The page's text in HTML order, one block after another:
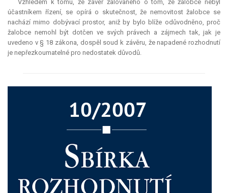
Vzhledem k tomu, že závěr žalovaného o tom, že žalobce nebyl
účastníkem řízení, se opírá o skutečnost, že nemovitost žalobce se
nachází mimo dobývací prostor, aniž by bylo blíže odůvodněno, proč
žalobce nemohl být dotčen ve svých právech a zájmech tak, jak je
uvedeno v § 18 zákona, dospěl soud k závěru, že napadené rozhodnutí
je nepřezkoumatelné pro nedostatek důvodů.